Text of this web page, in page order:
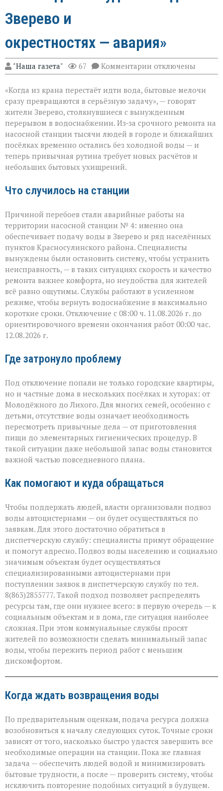
Зверево и
окрестностях — авария»
"Наша газета" 67 Комментарии к
записи
воды
ни
туда
ни
сюда:
в
Зверево
и
окрестностях —
отключены
«Когда из крана перестаёт идти вода, бытовые мелочи
сразу превращаются в серьёзную задачу», — говорят
жители Зверево, столкнувшиеся с вынужденным
перерывом в водоснабжении. Из‑за срочного ремонта на
насосной станции тысячи людей в городе и ближайших
посёлках временно остались без холодной воды — и
теперь привычная рутина требует новых расчётов и
небольших бытовых ухищрений.
Что случилось на станции
Причиной перебоев стали аварийные работы на
территории насосной станции № 4: именно она
обеспечивает подачу воды в Зверево и ряд населённых
пунктов Красносулинского района. Специалисты
вынуждены были остановить систему, чтобы устранить
неисправность, — в таких ситуациях скорость и качество
ремонта важнее комфорта, но неудобства для жителей
всё равно ощутимы. Службы работают в усиленном
режиме, чтобы вернуть водоснабжение в максимально
короткие сроки. Отключение с 08:00 ч. 11.08.2026 г. до
ориентировочного времени окончания работ 00:00 час.
12.08.2026 г.
Где затронуло проблему
Под отключение попали не только городские квартиры,
но и частные дома в нескольких посёлках и хуторах: от
Молодёжного до Лихого. Для многих семей, особенно с
детьми, отсутствие воды означает необходимость
пересмотреть привычные дела — от приготовления
пищи до элементарных гигиенических процедур. В
такой ситуации даже небольшой запас воды становится
важной частью повседневного плана.
Как помогают и куда обращаться
Чтобы поддержать людей, власти организовали подвоз
воды автоцистернами — он будет осуществляться по
заявкам. Для этого достаточно обратиться в
диспетчерскую службу: специалисты примут обращение
и помогут адресно. Подвоз воды населению и социально
значимым объектам будет осуществляться
специализированными автоцистернами при
поступлении заявок в диспетчерскую службу по тел.
8(863)2855777. Такой подход позволяет распределять
ресурсы там, где они нужнее всего: в первую очередь — к
социальным объектам и в дома, где ситуация наиболее
сложная. При этом коммунальные службы просят
жителей по возможности сделать минимальный запас
воды, чтобы пережить период работ с меньшим
дискомфортом.
Когда ждать возвращения воды
По предварительным оценкам, подача ресурса должна
возобновиться к началу следующих суток. Точные сроки
зависят от того, насколько быстро удастся завершить все
необходимые операции на станции. Пока же главная
задача — обеспечить людей водой и минимизировать
бытовые трудности, а после — проверить систему, чтобы
исключить повторение подобных ситуаций в будущем.